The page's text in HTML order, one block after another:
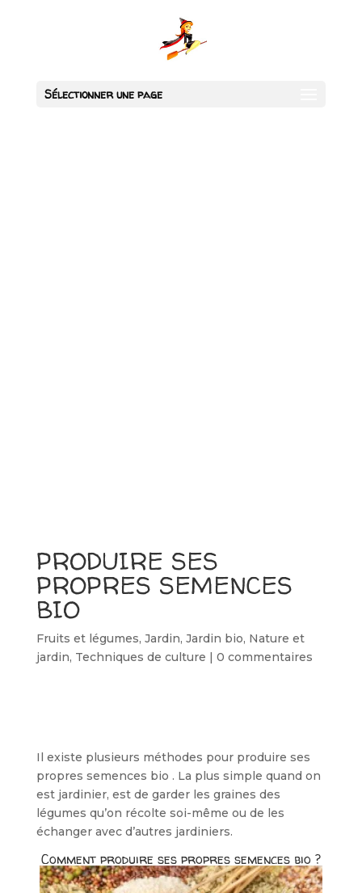
Sélectionner une page
PRODUIRE SES
PROPRES SEMENCES
BIO
Fruits et légumes, Jardin, Jardin bio, Nature et
jardin, Techniques de culture | 0 commentaires
Il existe plusieurs méthodes pour produire ses
propres semences bio . La plus simple quand on
est jardinier, est de garder les graines des
légumes qu’on récolte soi-même ou de les
échanger avec d’autres jardiniers.
Comment produire ses propres semences bio ?